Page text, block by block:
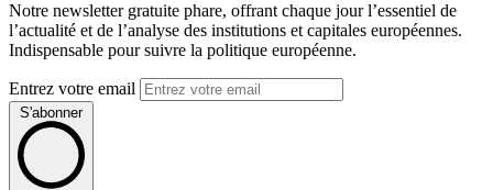
Notre newsletter gratuite phare, offrant chaque jour l’essentiel de
l’actualité et de l’analyse des institutions et capitales européennes.
Indispensable pour suivre la politique européenne.
Entrez votre email
S'abonner